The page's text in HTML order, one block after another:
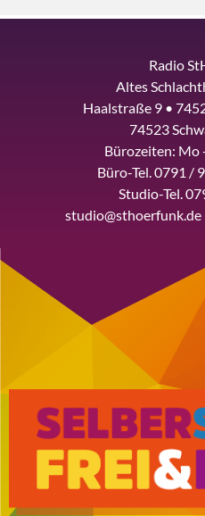
Radio
Altes
Haalstraße 9 •
74523
Bürozeiten: Mo
Büro-Tel. 0791 /
Studio-Tel.